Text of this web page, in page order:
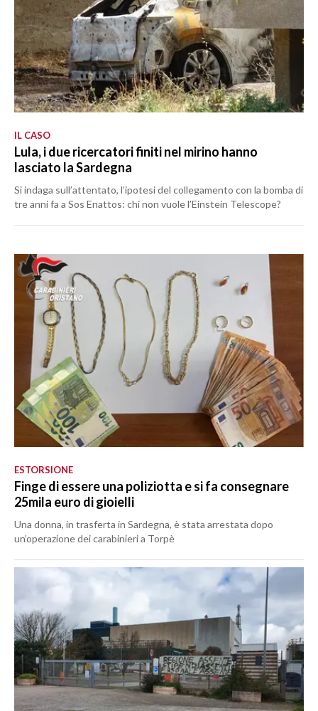
IL CASO
Lula, i due ricercatori finiti nel mirino hanno
lasciato la Sardegna
Si indaga sull’attentato, l’ipotesi del collegamento con la bomba di
tre anni fa a Sos Enattos: chi non vuole l’Einstein Telescope?
ESTORSIONE
Finge di essere una poliziotta e si fa consegnare
25mila euro di gioielli
Una donna, in trasferta in Sardegna, è stata arrestata dopo
un’operazione dei carabinieri a Torpè